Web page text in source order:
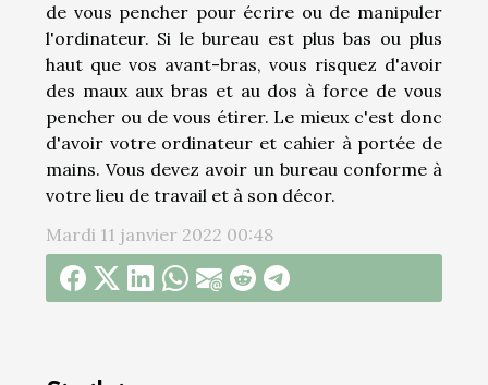
de vous pencher pour écrire ou de manipuler
l'ordinateur. Si le bureau est plus bas ou plus
haut que vos avant-bras, vous risquez d'avoir
des maux aux bras et au dos à force de vous
pencher ou de vous étirer. Le mieux c'est donc
d'avoir votre ordinateur et cahier à portée de
mains. Vous devez avoir un bureau conforme à
votre lieu de travail et à son décor.
Mardi 11 janvier 2022 00:48